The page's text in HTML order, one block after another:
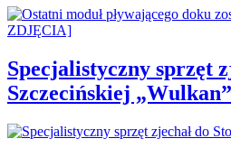
Specjalistyczny sprzęt
Szczecińskiej „Wulkan”